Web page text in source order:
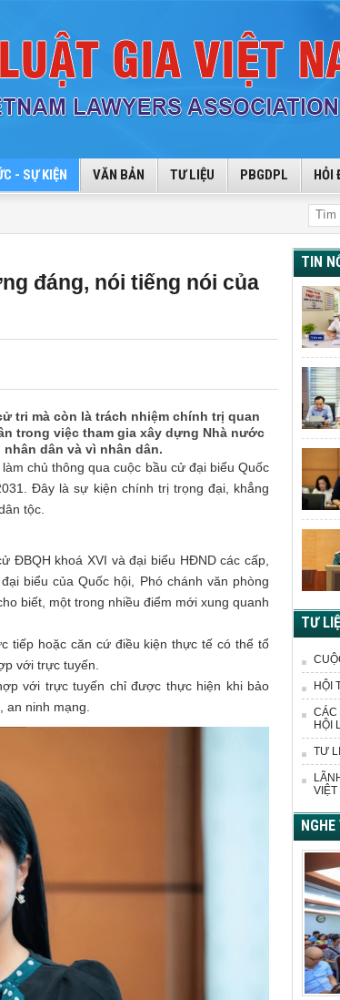
- SỰ KIỆN VĂN BẢN TƯ LIỆU PBGDPL HỎI
đáng, nói tiếng nói của
tri mà còn là trách nhiệm chính trị quan
trong việc tham gia xây dựng Nhà nước
dân và vì nhân dân.
chủ thông qua cuộc bầu cử đại biểu Quốc
Đây là sự kiện chính trị trọng đại, khẳng
tộc.
ĐBQH khoá XVI và đại biểu HĐND các cấp,
biểu của Quốc hội, Phó chánh văn phòng
biết, một trong nhiều điểm mới xung quanh
tiếp hoặc căn cứ điều kiện thực tế có thể tổ
với trực tuyến.
với trực tuyến chỉ được thực hiện khi bảo
ninh mạng.
TIN
TƯ
HỘI
CÁC
HỘI
TƯ
VIỆT